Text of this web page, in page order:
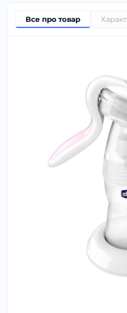
Все про товар